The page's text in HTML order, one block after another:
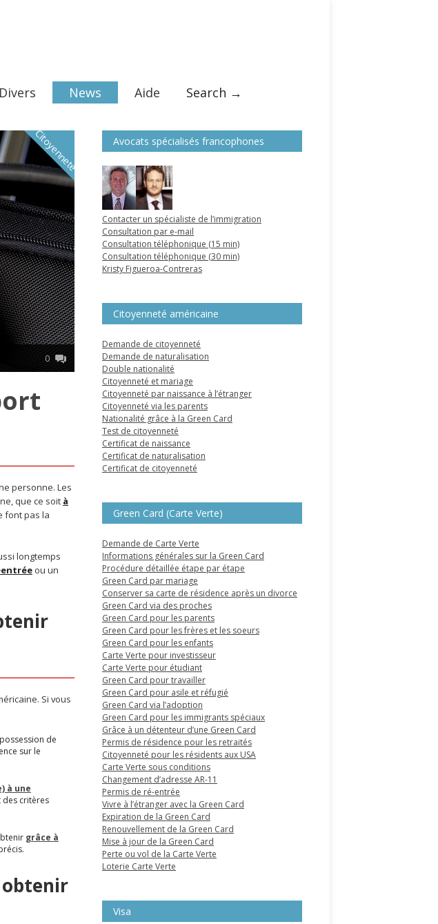
Divers News Aide Search →
Citoyenneté
0
personne. Les
que ce soit à
font pas la
longtemps
ou un
Si vous
de
sur le
à une
des critères
grâce à
obtenir
Avocats spécialisés francophones
Contacter un spécialiste de l’immigration
Consultation par e-mail
Consultation téléphonique (15 min)
Consultation téléphonique (30 min)
Kristy Figueroa-Contreras
Citoyenneté américaine
Demande de citoyenneté
Demande de naturalisation
Double nationalité
Citoyenneté et mariage
Citoyenneté par naissance à l’étranger
Citoyenneté via les parents
Nationalité grâce à la Green Card
Test de citoyenneté
Certificat de naissance
Certificat de naturalisation
Certificat de citoyenneté
Green Card (Carte Verte)
Demande de Carte Verte
Informations générales sur la Green Card
Procédure détaillée étape par étape
Green Card par mariage
Conserver sa carte de résidence après un divorce
Green Card via des proches
Green Card pour les parents
Green Card pour les frères et les soeurs
Green Card pour les enfants
Carte Verte pour investisseur
Carte Verte pour étudiant
Green Card pour travailler
Green Card pour asile et réfugié
Green Card via l’adoption
Green Card pour les immigrants spéciaux
Grâce à un détenteur d’une Green Card
Permis de résidence pour les retraités
Citoyenneté pour les résidents aux USA
Carte Verte sous conditions
Changement d’adresse AR-11
Permis de ré-entrée
Vivre à l’étranger avec la Green Card
Expiration de la Green Card
Renouvellement de la Green Card
Mise à jour de la Green Card
Perte ou vol de la Carte Verte
Loterie Carte Verte
Visa